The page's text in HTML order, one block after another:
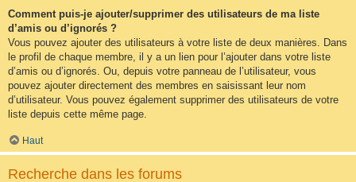
Comment puis-je ajouter/supprimer des utilisateurs de ma liste
d’amis ou d’ignorés ?
Vous pouvez ajouter des utilisateurs à votre liste de deux manières. Dans
le profil de chaque membre, il y a un lien pour l’ajouter dans votre liste
d’amis ou d’ignorés. Ou, depuis votre panneau de l’utilisateur, vous
pouvez ajouter directement des membres en saisissant leur nom
d’utilisateur. Vous pouvez également supprimer des utilisateurs de votre
liste depuis cette même page.
Haut
Recherche dans les forums